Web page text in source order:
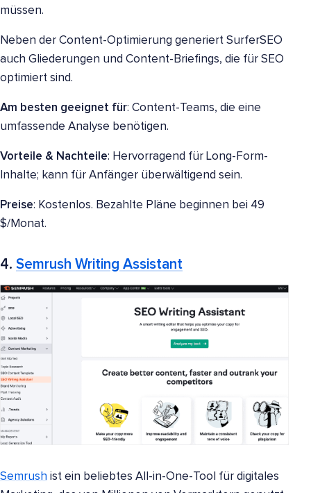
müssen.
Neben der Content-Optimierung generiert SurferSEO
auch Gliederungen und Content-Briefings, die für SEO
optimiert sind.
Am besten geeignet für: Content-Teams, die eine
umfassende Analyse benötigen.
Vorteile & Nachteile: Hervorragend für Long-Form-
Inhalte; kann für Anfänger überwältigend sein.
Preise: Kostenlos. Bezahlte Pläne beginnen bei 49
$/Monat.
4. Semrush Writing Assistant
Semrush ist ein beliebtes All-in-One-Tool für digitales